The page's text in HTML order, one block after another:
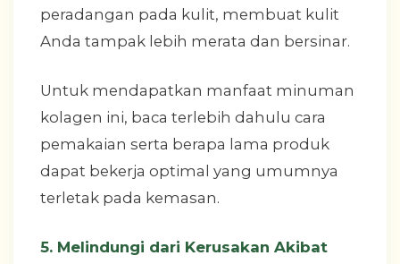
peradangan pada kulit, membuat kulit
Anda tampak lebih merata dan bersinar.
Untuk mendapatkan manfaat minuman
kolagen ini, baca terlebih dahulu cara
pemakaian serta berapa lama produk
dapat bekerja optimal yang umumnya
terletak pada kemasan.
5. Melindungi dari Kerusakan Akibat